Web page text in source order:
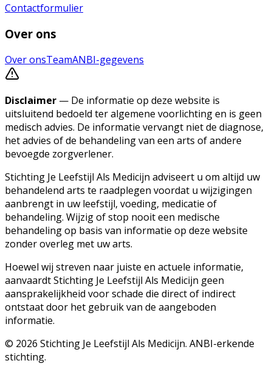
Contactformulier
Over ons
Over onsTeamANBI-gegevens
Disclaimer — De informatie op deze website is
uitsluitend bedoeld ter algemene voorlichting en is geen
medisch advies. De informatie vervangt niet de diagnose,
het advies of de behandeling van een arts of andere
bevoegde zorgverlener.
Stichting Je Leefstijl Als Medicijn adviseert u om altijd uw
behandelend arts te raadplegen voordat u wijzigingen
aanbrengt in uw leefstijl, voeding, medicatie of
behandeling. Wijzig of stop nooit een medische
behandeling op basis van informatie op deze website
zonder overleg met uw arts.
Hoewel wij streven naar juiste en actuele informatie,
aanvaardt Stichting Je Leefstijl Als Medicijn geen
aansprakelijkheid voor schade die direct of indirect
ontstaat door het gebruik van de aangeboden
informatie.
© 2026 Stichting Je Leefstijl Als Medicijn. ANBI-erkende
stichting.